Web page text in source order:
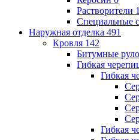
Растворители
Специальные
Наружная отделка 491
Кровля 142
Битумные
Гибкая
Гибкая
Гибкая